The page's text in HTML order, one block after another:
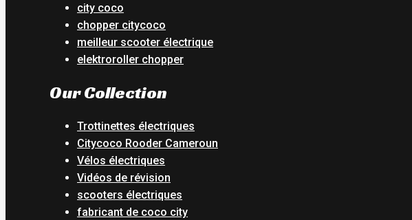
city coco
chopper citycoco
meilleur scooter électrique
elektroroller chopper
Our Collection
Trottinettes électriques
Citycoco Rooder Cameroun
Vélos électriques
Vidéos de révision
scooters électriques
fabricant de coco city